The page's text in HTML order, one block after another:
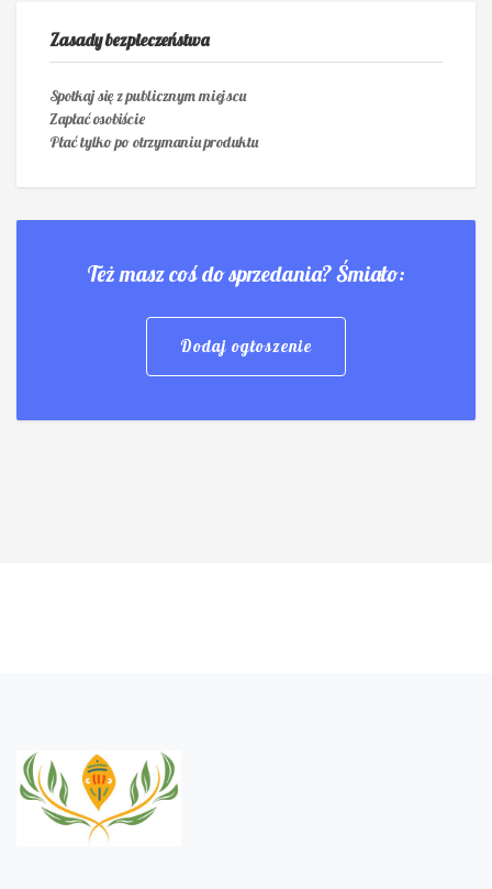
Zasady bezpieczeństwa
Spotkaj się z publicznym miejscu
Zapłać osobiście
Płać tylko po otrzymaniu produktu
Też masz coś do sprzedania? Śmiało:
Dodaj ogłoszenie